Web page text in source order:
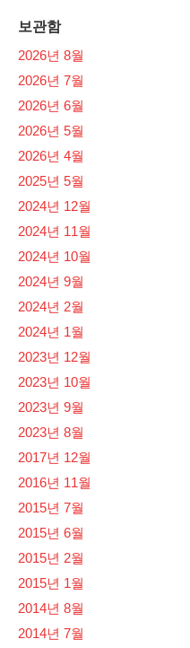
보관함
2026년 8월
2026년 7월
2026년 6월
2026년 5월
2026년 4월
2025년 5월
2024년 12월
2024년 11월
2024년 10월
2024년 9월
2024년 2월
2024년 1월
2023년 12월
2023년 10월
2023년 9월
2023년 8월
2017년 12월
2016년 11월
2015년 7월
2015년 6월
2015년 2월
2015년 1월
2014년 8월
2014년 7월